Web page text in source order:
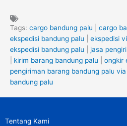
Tags: cargo bandung palu cargo
ekspedisi bandung palu
ekspedisi
ekspedisi bandung palu
jasa
kirim barang bandung palu ongkir
pengiriman barang bandung palu
bandung palu
Tentang Kami